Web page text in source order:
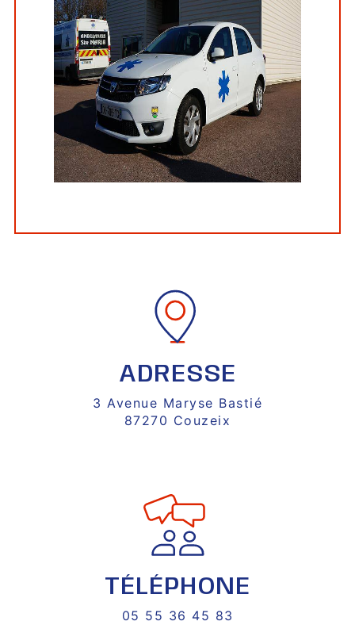
ADRESSE
3 Avenue Maryse Bastié
87270 Couzeix
TÉLÉPHONE
05 55 36 45 83